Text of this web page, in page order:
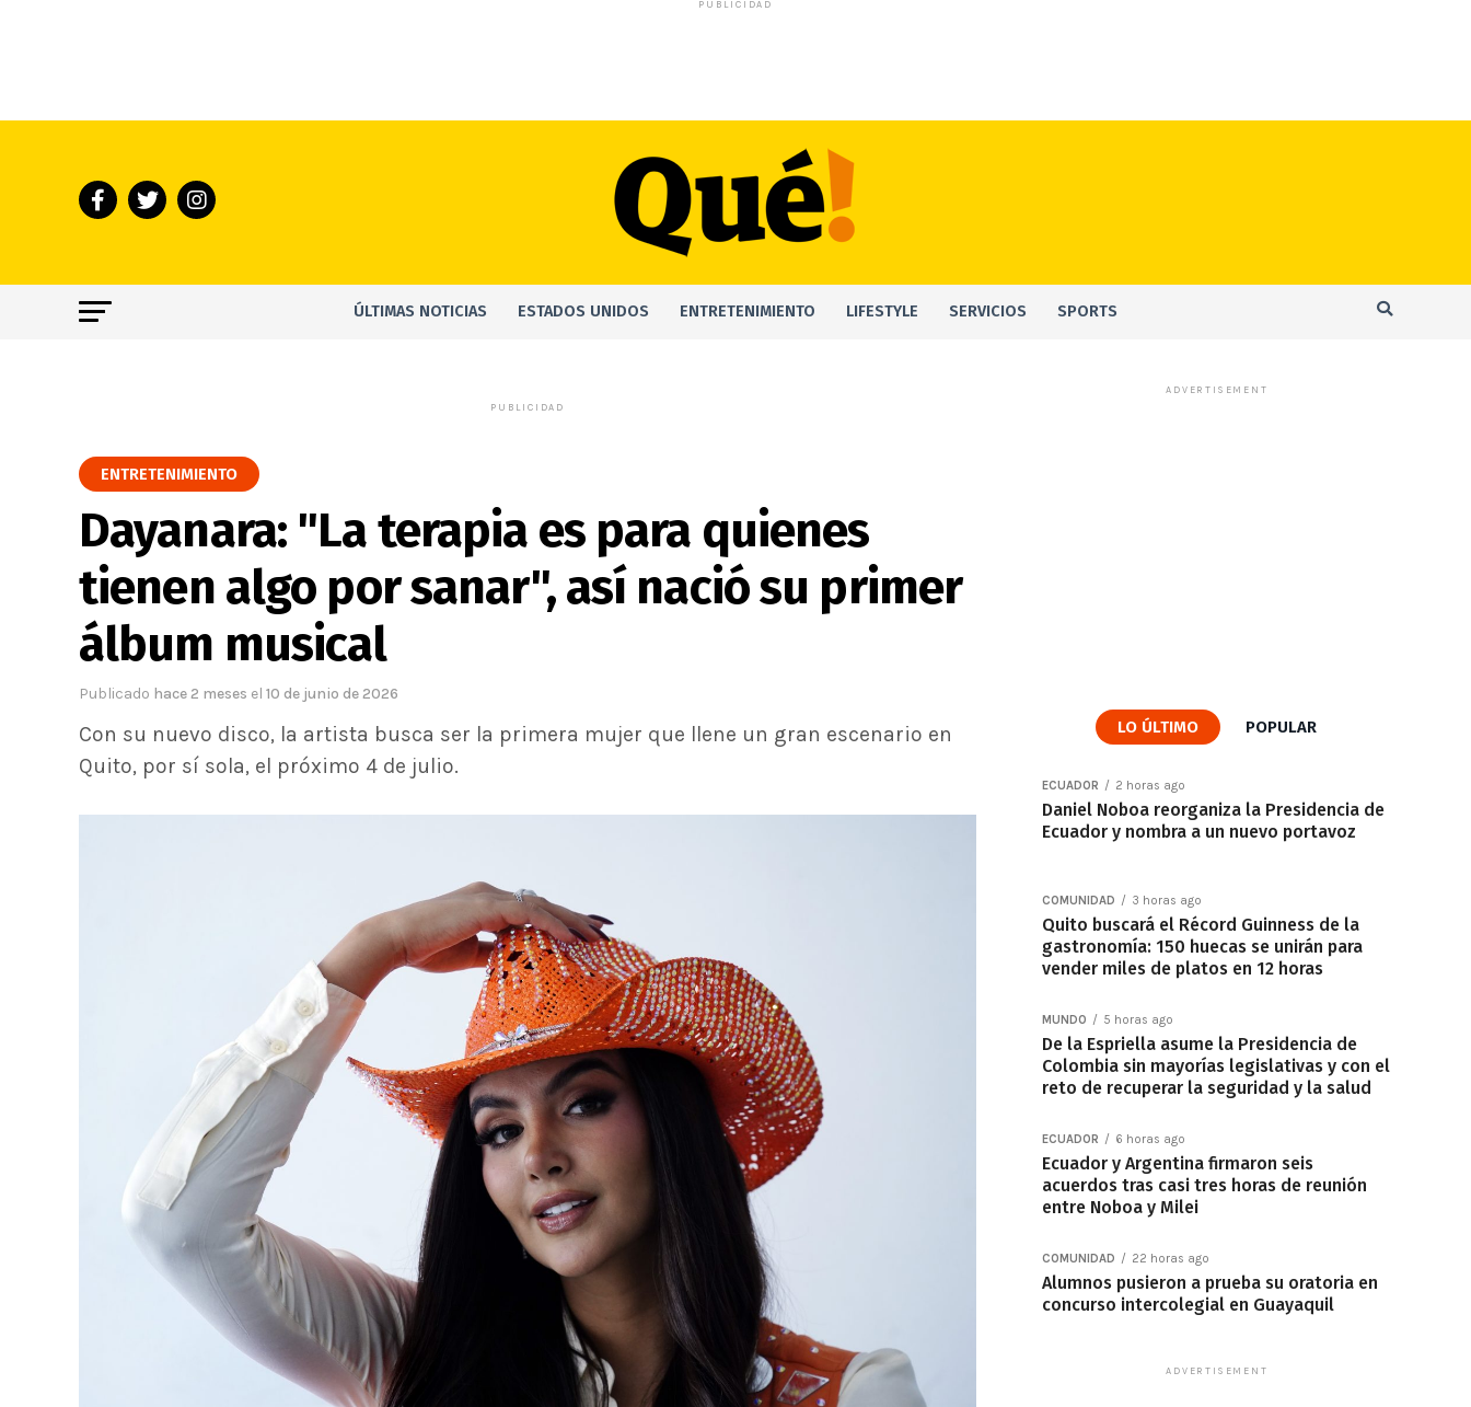
PUBLICIDAD
ÚLTIMAS NOTICIAS ESTADOS UNIDOS ENTRETENIMIENTO LIFESTYLE SERVICIOS SPORTS
PUBLICIDAD
ENTRETENIMIENTO
Dayanara: "La terapia es para quienes
tienen algo por sanar", así nació su primer
álbum musical
Publicado hace 2 meses el 10 de junio de 2026
Con su nuevo disco, la artista busca ser la primera mujer que llene un gran escenario en
Quito, por sí sola, el próximo 4 de julio.
ADVERTISEMENT
LO ÚLTIMO POPULAR
ECUADOR 2 horas ago
Daniel Noboa reorganiza la Presidencia de
Ecuador y nombra a un nuevo portavoz
COMUNIDAD 3 horas ago
Quito buscará el Récord Guinness de la
gastronomía: 150 huecas se unirán para
vender miles de platos en 12 horas
MUNDO 5 horas ago
De la Espriella asume la Presidencia de
Colombia sin mayorías legislativas y con el
reto de recuperar la seguridad y la salud
ECUADOR 6 horas ago
Ecuador y Argentina firmaron seis
acuerdos tras casi tres horas de reunión
entre Noboa y Milei
COMUNIDAD 22 horas ago
Alumnos pusieron a prueba su oratoria en
concurso intercolegial en Guayaquil
ADVERTISEMENT